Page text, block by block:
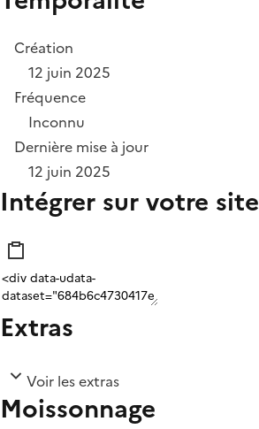
Création
12 juin 2025
Fréquence
Inconnu
Dernière mise à jour
12 juin 2025
Intégrer sur votre site
Extras
Voir les extras
Moissonnage